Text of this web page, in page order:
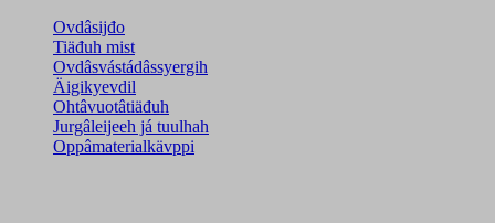
Ovdâsijđo
Tiäđuh mist
Ovdâsvástádâssyergih
Äigikyevdil
Ohtâvuotâtiäđuh
Jurgâleijeeh já tuulhah
Oppâmaterialkävppi